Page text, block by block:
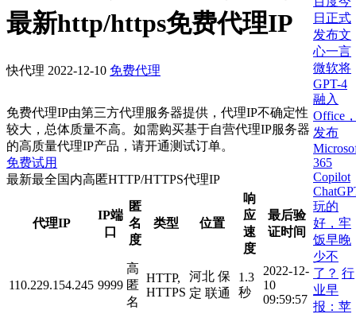
最新http/https免费代理IP
快代理 2022-12-10 免费代理
免费代理IP由第三方代理服务器提供，代理IP不确定性
较大，总体质量不高。如需购买基于自营代理IP服务器
的高质量代理IP产品，请开通测试订单。
免费试用
最新最全国内高匿HTTP/HTTPS代理IP
代理IP
IP端
口
匿
名
度
类型 位置
响
应
速
度
最后验
证时间
110.229.154.245 9999
高
匿
名
HTTP,
HTTPS
河北 保
定 联通
1.3
秒
2022-12-
10
09:59:57
日正式
发布文
心一言
微软将
GPT-4
融入
Office
发布
365
Copilot
玩的
好，牢
饭早晚
少不
了？ 行
业早
报：苹